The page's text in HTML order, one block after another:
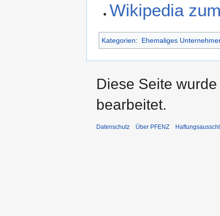
Wikipedia
Kategorien: Ehemaliges
Diese Seite
bearbeitet.
Datenschutz Über PFENZ